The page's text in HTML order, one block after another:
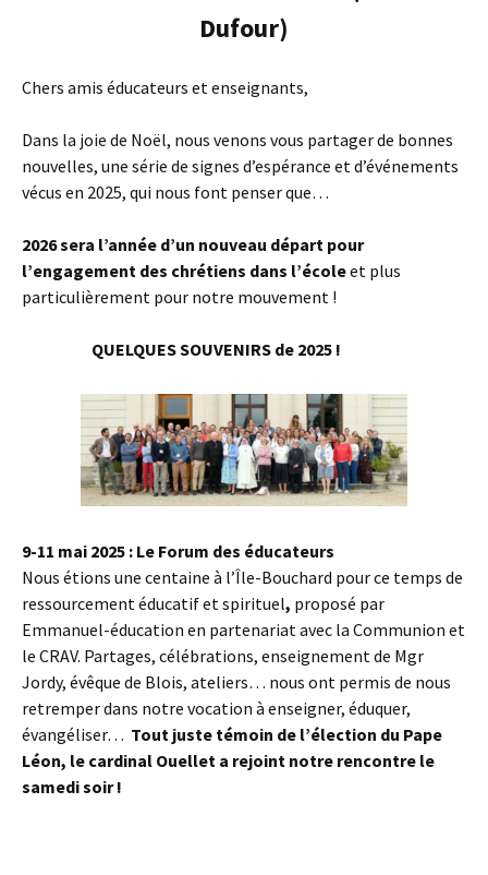
Dufour)
Chers amis éducateurs et enseignants,
Dans la joie de Noël, nous venons vous partager de bonnes
nouvelles, une série de signes d’espérance et d’événements
vécus en 2025, qui nous font penser que…
2026 sera l’année d’un nouveau départ pour
l’engagement des chrétiens dans l’écoleet plus
particulièrement pour notre mouvement !
QUELQUES SOUVENIRS de 2025 !
9-11 mai 2025 : Le Forum des éducateurs
Nous étions une centaine à l’Île-Bouchard pour ce temps de
ressourcement éducatif et spirituel, proposé par
Emmanuel-éducation en partenariat avec la Communion et
le CRAV. Partages, célébrations, enseignement de Mgr
Jordy, évêque de Blois, ateliers… nous ont permis de nous
retremper dans notre vocation à enseigner, éduquer,
évangéliser… Tout juste témoin de l’élection du Pape
Léon, le cardinal Ouellet a rejoint notre rencontre le
samedi soir !